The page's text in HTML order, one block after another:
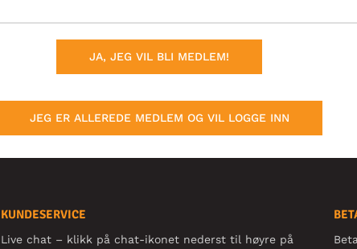
JA, JEG VIL BLI MEDLEM!
JEG ER ALLEREDE MEDLEM OG VIL LOGGE INN
KUNDESERVICE
Live chat – klikk på chat-ikonet nederst til høyre på